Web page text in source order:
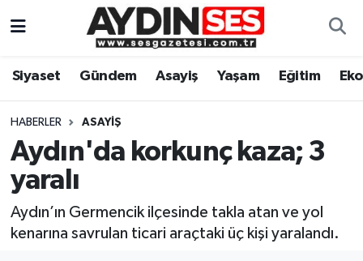
Siyaset Gündem Asayiş Yaşam Eğitim
HABERLER ASAYIŞ
Aydın'da korkunç kaza; 3
yaralı
Aydın’ın Germencik ilçesinde takla atan ve yol
kenarına savrulan ticari araçtaki üç kişi yaralandı.
Gündem
Siyaset
Ekonomi
Aydın Hava Durumu
Aydin Namaz Vakitleri
Aydın Trafik Yoğunluk Haritası
Süper Lig Puan Durumu ve Fikstür